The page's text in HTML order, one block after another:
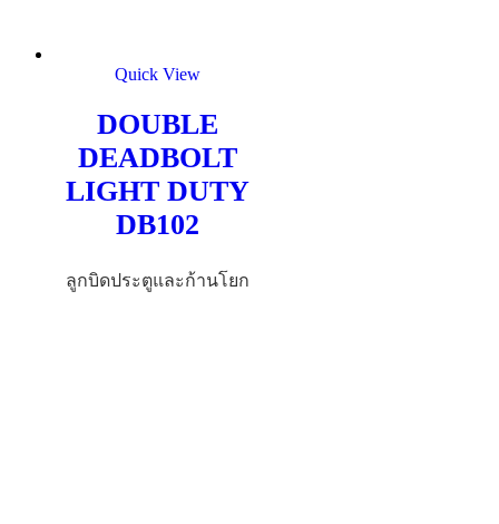
Quick View
DOUBLE
DEADBOLT
LIGHT DUTY
DB102
ลูกบิดประตูและก้านโยก